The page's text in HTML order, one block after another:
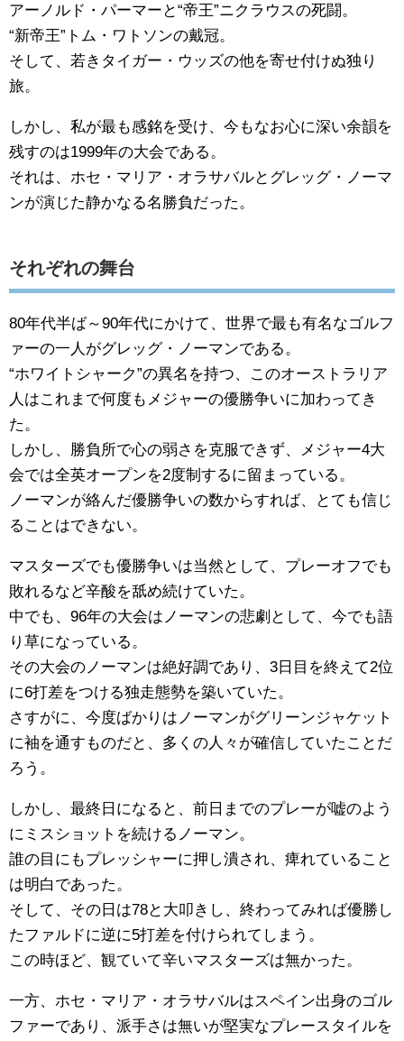
アーノルド・パーマーと“帝王”ニクラウスの死闘。
“新帝王”トム・ワトソンの戴冠。
そして、若きタイガー・ウッズの他を寄せ付けぬ独り
旅。
しかし、私が最も感銘を受け、今もなお心に深い余韻を
残すのは1999年の大会である。
それは、ホセ・マリア・オラサバルとグレッグ・ノーマ
ンが演じた静かなる名勝負だった。
それぞれの舞台
80年代半ば～90年代にかけて、世界で最も有名なゴルフ
ァーの一人がグレッグ・ノーマンである。
“ホワイトシャーク”の異名を持つ、このオーストラリア
人はこれまで何度もメジャーの優勝争いに加わってき
た。
しかし、勝負所で心の弱さを克服できず、メジャー4大
会では全英オープンを2度制するに留まっている。
ノーマンが絡んだ優勝争いの数からすれば、とても信じ
ることはできない。
マスターズでも優勝争いは当然として、プレーオフでも
敗れるなど辛酸を舐め続けていた。
中でも、96年の大会はノーマンの悲劇として、今でも語
り草になっている。
その大会のノーマンは絶好調であり、3日目を終えて2位
に6打差をつける独走態勢を築いていた。
さすがに、今度ばかりはノーマンがグリーンジャケット
に袖を通すものだと、多くの人々が確信していたことだ
ろう。
しかし、最終日になると、前日までのプレーが嘘のよう
にミスショットを続けるノーマン。
誰の目にもプレッシャーに押し潰され、痺れていること
は明白であった。
そして、その日は78と大叩きし、終わってみれば優勝し
たファルドに逆に5打差を付けられてしまう。
この時ほど、観ていて辛いマスターズは無かった。
一方、ホセ・マリア・オラサバルはスペイン出身のゴル
ファーであり、派手さは無いが堅実なプレースタイルを